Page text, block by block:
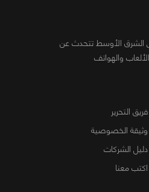
الشرق الأوسط تتحدث عن
والهواتف
فريق التحرير
وثيقة الخصوصية
دليل الشركات
اكتب معنا